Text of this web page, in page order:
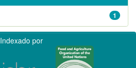
1
Indexado por